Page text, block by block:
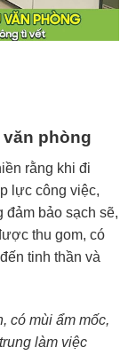
phòng
rằng khi đi
lực công việc,
đảm bảo sạch sẽ,
thu gom, có
tinh thần và
có mùi ẩm mốc,
làm việc